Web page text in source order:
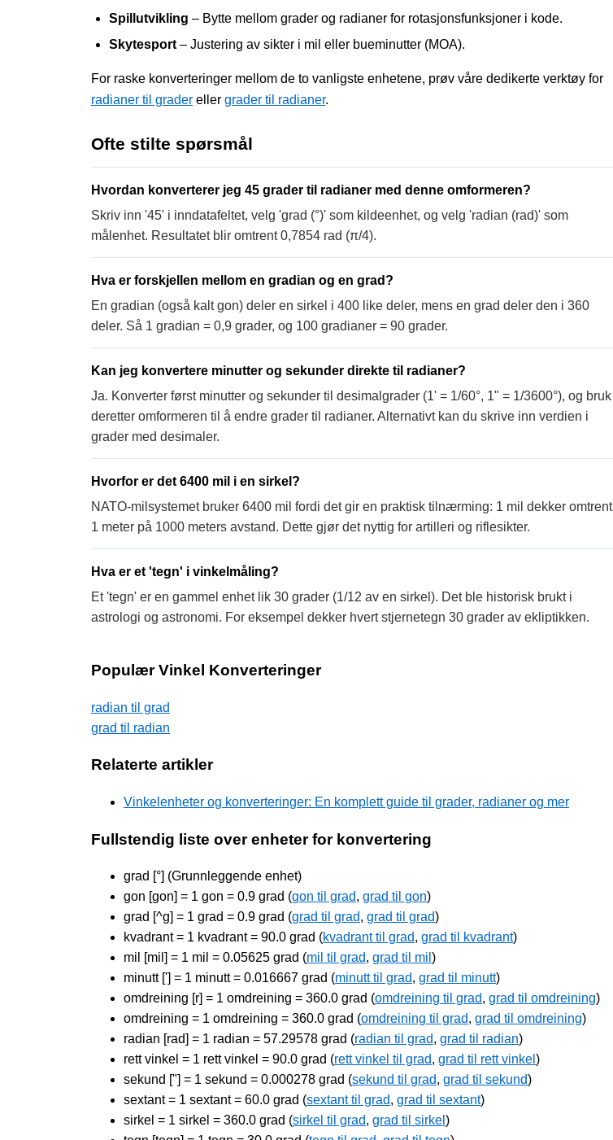
Spillutvikling – Bytte mellom grader og radianer for rotasjonsfunksjoner i kode.
Skytesport – Justering av sikter i mil eller bueminutter (MOA).
For raske konverteringer mellom de to vanligste enhetene, prøv våre dedikerte verktøy for
radianer til grader eller grader til radianer.
Ofte stilte spørsmål
Hvordan konverterer jeg 45 grader til radianer med denne omformeren?
Skriv inn '45' i inndatafeltet, velg 'grad (°)' som kildeenhet, og velg 'radian (rad)' som
målenhet. Resultatet blir omtrent 0,7854 rad (π/4).
Hva er forskjellen mellom en gradian og en grad?
En gradian (også kalt gon) deler en sirkel i 400 like deler, mens en grad deler den i 360
deler. Så 1 gradian = 0,9 grader, og 100 gradianer = 90 grader.
Kan jeg konvertere minutter og sekunder direkte til radianer?
Ja. Konverter først minutter og sekunder til desimalgrader (1' = 1/60°, 1" = 1/3600°), og bruk
deretter omformeren til å endre grader til radianer. Alternativt kan du skrive inn verdien i
grader med desimaler.
Hvorfor er det 6400 mil i en sirkel?
NATO-milsystemet bruker 6400 mil fordi det gir en praktisk tilnærming: 1 mil dekker omtrent
1 meter på 1000 meters avstand. Dette gjør det nyttig for artilleri og riflesikter.
Hva er et 'tegn' i vinkelmåling?
Et 'tegn' er en gammel enhet lik 30 grader (1/12 av en sirkel). Det ble historisk brukt i
astrologi og astronomi. For eksempel dekker hvert stjernetegn 30 grader av ekliptikken.
Populær Vinkel Konverteringer
radian til grad
grad til radian
Relaterte artikler
Vinkelenheter og konverteringer: En komplett guide til grader, radianer og mer
Fullstendig liste over enheter for konvertering
grad [°] (Grunnleggende enhet)
gon [gon] = 1 gon = 0.9 grad (gon til grad, grad til gon)
grad [^g] = 1 grad = 0.9 grad (grad til grad, grad til grad)
kvadrant = 1 kvadrant = 90.0 grad (kvadrant til grad, grad til kvadrant)
mil [mil] = 1 mil = 0.05625 grad (mil til grad, grad til mil )
minutt ['] = 1 minutt = 0.016667 grad (minutt til grad, grad til minutt)
omdreining [r] = 1 omdreining = 360.0 grad (omdreining til grad, grad til omdreining)
omdreining = 1 omdreining = 360.0 grad (omdreining til grad, grad til omdreining)
radian [rad] = 1 radian = 57.29578 grad (radian til grad, grad til radian)
rett vinkel = 1 rett vinkel = 90.0 grad (rett vinkel til grad, grad til rett vinkel )
sekund ["] = 1 sekund = 0.000278 grad (sekund til grad, grad til sekund)
sextant = 1 sextant = 60.0 grad (sextant til grad, grad til sextant)
sirkel = 1 sirkel = 360.0 grad (sirkel til grad, grad til sirkel )